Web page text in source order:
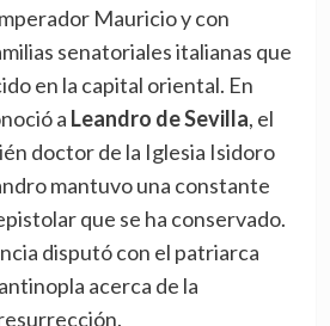
Mauricio y con
senatoriales italianas que
en la capital oriental. En
a Leandro de Sevilla, el
doctor de la Iglesia Isidoro
mantuvo una constante
que se ha conservado.
disputó con el patriarca
acerca de la